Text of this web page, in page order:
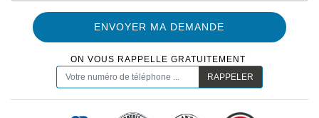
ON VOUS RAPPELLE GRATUITEMENT